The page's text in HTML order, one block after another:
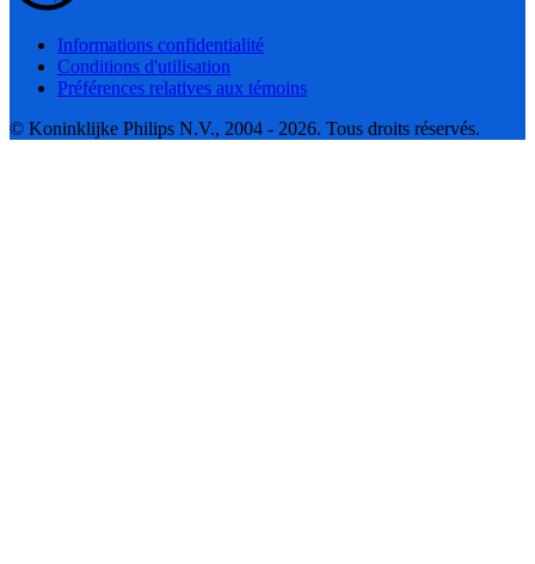
Informations confidentialité
Conditions d'utilisation
Préférences relatives aux témoins
© Koninklijke Philips N.V., 2004 - 2026. Tous droits réservés.